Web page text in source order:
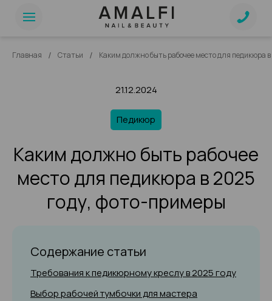
Главная / Статьи / Каким должно быть рабочее место для педикюра
21.12.2024
Педикюр
Каким должно быть рабочее
место для педикюра в 2025
году, фото-примеры
Содержание статьи
Требования к педикюрному креслу в 2025 году
Выбор рабочей тумбочки для мастера